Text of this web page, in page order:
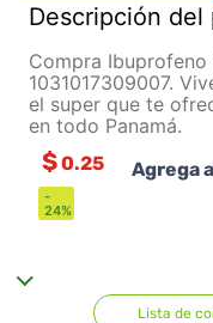
Descripción del
Compra
1031017309007.
el super que te
en todo Panamá.
-
24%
$0.25 Agrega
Lista de